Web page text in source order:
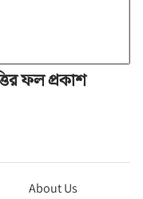
ফল প্রকাশ
About Us